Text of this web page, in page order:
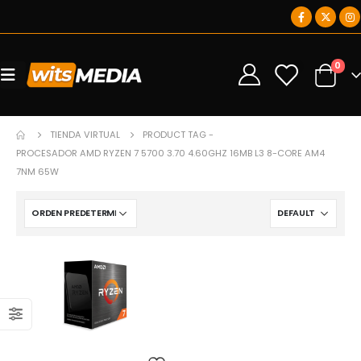
0 0
TIENDA VIRTUAL
PRODUCT TAG -
PROCESADOR AMD RYZEN 7 5700 3.70 4.60GHZ 16MB L3 8-CORE AM4
7NM 65W